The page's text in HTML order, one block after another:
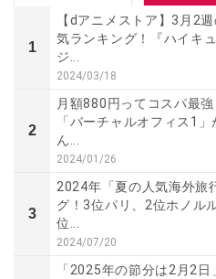
1
【dアニメストア】3月2
気ランキング！『ハイキ
ジ...
2024/03/18
2
月額880円ってコスパ最
「バーチャルオフィス1
ん...
2024/01/26
3
2024年「夏の人気海外旅
グ！3位パリ、2位ホノル
位...
2024/07/20
「2025年の節分は2月2日